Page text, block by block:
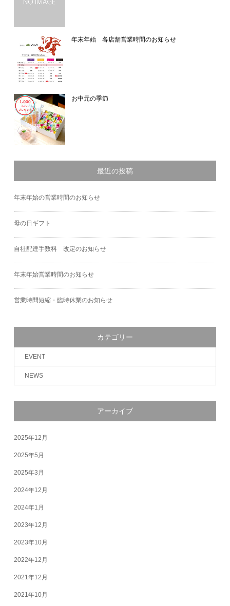
年末年始 各店舗営業時間のお知らせ
お中元の季節
最近の投稿
年末年始の営業時間のお知らせ
母の日ギフト
自社配達手数料 改定のお知らせ
年末年始営業時間のお知らせ
営業時間短縮・臨時休業のお知らせ
カテゴリー
EVENT
NEWS
アーカイブ
2025年12月
2025年5月
2025年3月
2024年12月
2024年1月
2023年12月
2023年10月
2022年12月
2021年12月
2021年10月